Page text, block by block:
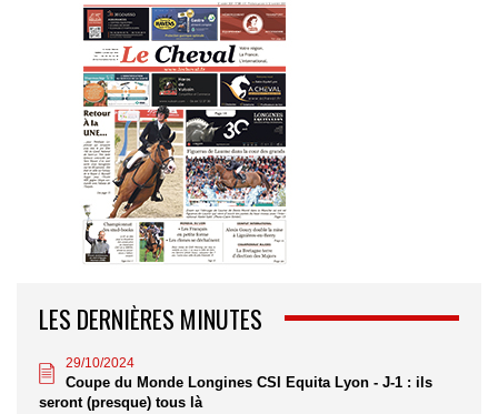
LES DERNIÈRES MINUTES
29/10/2024
Coupe du Monde Longines CSI Equita Lyon - J-1 : ils
seront (presque) tous là